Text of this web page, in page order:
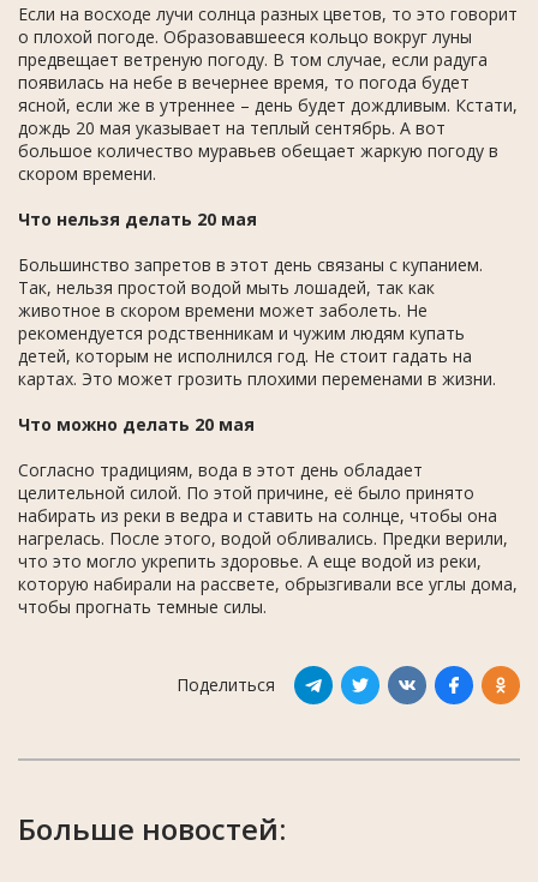
Если на восходе лучи солнца разных цветов, то это говорит
о плохой погоде. Образовавшееся кольцо вокруг луны
предвещает ветреную погоду. В том случае, если радуга
появилась на небе в вечернее время, то погода будет
ясной, если же в утреннее – день будет дождливым. Кстати,
дождь 20 мая указывает на теплый сентябрь. А вот
большое количество муравьев обещает жаркую погоду в
скором времени.
Что нельзя делать 20 мая
Большинство запретов в этот день связаны с купанием.
Так, нельзя простой водой мыть лошадей, так как
животное в скором времени может заболеть. Не
рекомендуется родственникам и чужим людям купать
детей, которым не исполнился год. Не стоит гадать на
картах. Это может грозить плохими переменами в жизни.
Что можно делать 20 мая
Согласно традициям, вода в этот день обладает
целительной силой. По этой причине, её было принято
набирать из реки в ведра и ставить на солнце, чтобы она
нагрелась. После этого, водой обливались. Предки верили,
что это могло укрепить здоровье. А еще водой из реки,
которую набирали на рассвете, обрызгивали все углы дома,
чтобы прогнать темные силы.
Поделиться
Больше новостей: